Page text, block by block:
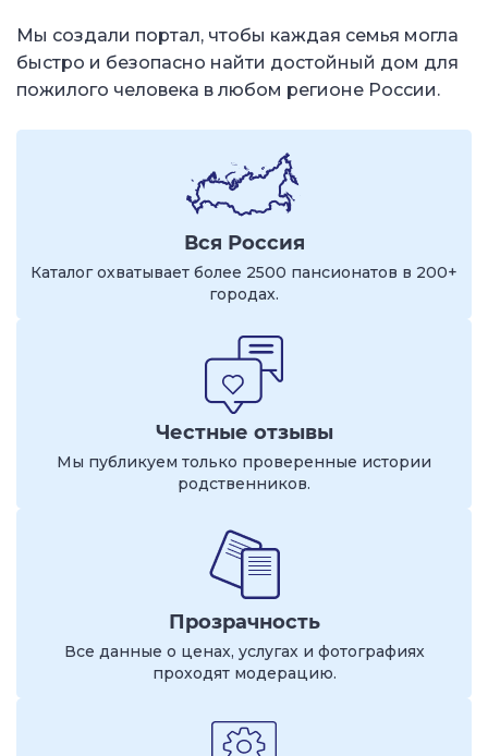
Мы создали портал, чтобы каждая семья могла
быстро и безопасно найти достойный дом для
пожилого человека в любом регионе России.
Вся Россия
Каталог охватывает более 2500 пансионатов в 200+
городах.
Честные отзывы
Мы публикуем только проверенные истории
родственников.
Прозрачность
Все данные о ценах, услугах и фотографиях
проходят модерацию.